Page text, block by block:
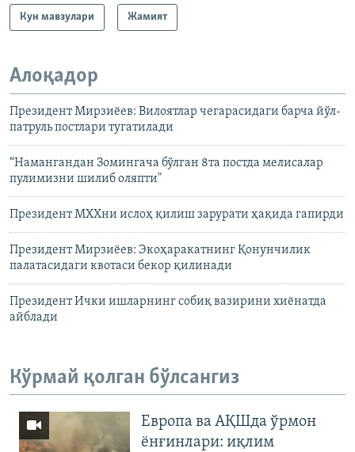
Кун мавзулари Жамият
Алоқадор
Президент Мирзиёев: Вилоятлар чегарасидаги барча йўл-
патруль постлари тугатилади
“Намангандан Зомингача бўлган 8та постда мелисалар
пулимизни шилиб оляпти"
Президент МХХни ислоҳ қилиш зарурати ҳақида гапирди
Президент Мирзиёев: Экоҳаракатнинг Қонунчилик
палатасидаги квотаси бекор қилинади
Президент Ички ишларнинг собиқ вазирини хиёнатда
айблади
Кўрмай қолган бўлсангиз
Европа ва АҚШда ўрмон
ёнғинлари: иқлим